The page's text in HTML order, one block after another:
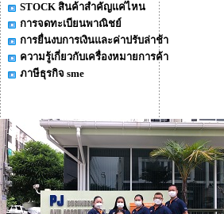
STOCK สินค้าสำคัญแค่ไหน
การจดทะเบียนพาณิชย์
การยื่นงบการเงินและค่าปรับล่าช้า
ความรู้เกี่ยวกับเครื่องหมายการค้า
ภาษีธุรกิจ sme